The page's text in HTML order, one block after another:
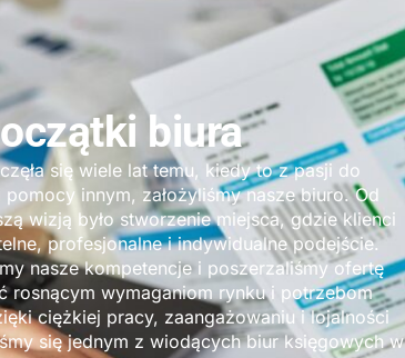
biura
się wiele lat temu, kiedy to z pasji do
innym, założyliśmy nasze biuro. Od
wizją było stworzenie miejsca, gdzie klienci
profesjonalne i indywidualne podejście.
nasze kompetencje i poszerzaliśmy ofertę
rosnącym wymaganiom rynku i potrzebom
ciężkiej pracy, zaangażowaniu i lojalności
się jednym z wiodących biur księgowych w